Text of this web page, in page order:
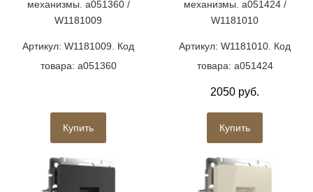
механизмы. a051360 /
W1181009
Артикул: W1181009. Код
товара: a051360
Купить
механизмы. a051424 /
W1181010
Артикул: W1181010. Код
товара: a051424
2050 руб.
Купить